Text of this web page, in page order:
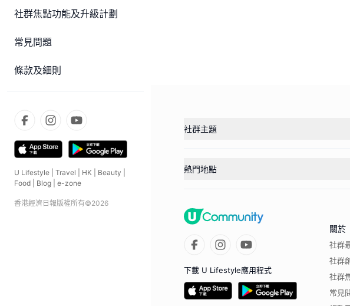
社群焦點功能及升級計劃
常見問題
條款及細則
U Lifestyle Travel HK Beauty
Food
Blog e-zone
香港經濟日報版權所有©2026
社群主題
熱門地點
下載 U Lifestyle應用程式
關於
社群
社群
社群
常見